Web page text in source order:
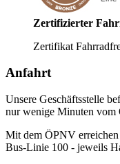
Zertifizierter
Zertifikat
Anfahrt
Unsere Geschäftsstelle
nur wenige Minuten vom
Mit dem ÖPNV
Bus-Linie 100 - jeweils